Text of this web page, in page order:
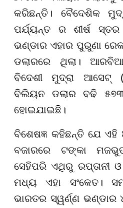
କରିଛନ୍ତି। ବୈଦେଶିକ
ପର୍ଯ୍ୟନ୍ତ ର ଶୀର୍ଷ ସ୍ତର
ଭଣ୍ଡାର ଏହାର ପୁରୁଣା
ଡଲାରରେ ଥିଲା।
ବିଦେଶୀ ମୁଦ୍ରା ଆସେଟ୍
ବିଲିୟନ ଡଲାର ବଢି
ହୋଇଯାଇଛି।
ବିଶେଷଜ୍ଞ କହିଛନ୍ତି ଯେ ଏହି
ବଜାରରେ ଟଙ୍କା
ସେହିପରି ଏଥିରୁ ରପ୍ତାନୀ
ମଧ୍ୟ ଏହା ସଂକେତ।
ଭାରତର ସ୍ୱର୍ଣ୍ଣ ଭଣ୍ଡାର